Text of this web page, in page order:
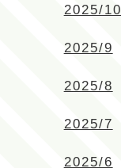
2025/10
2025/9
2025/8
2025/7
2025/6